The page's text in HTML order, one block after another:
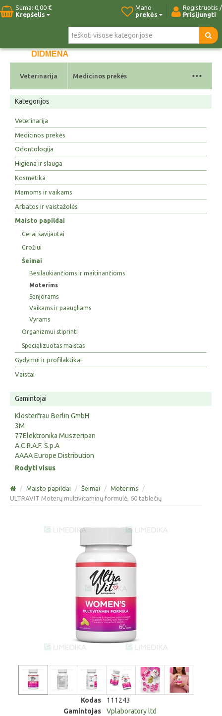
Suma: 0,00 €
Krepšelis
Registruotis /
Prisijungti
Mano
prekės
Pradžia Naujos prekės Kontaktai
Veterinarija Medicinos prekės ...
Kategorijos
Veterinarija
Medicinos prekės
Odontologija
Higiena ir slauga
Kosmetika
Mamoms ir vaikams
Arbatos ir vaistažolės
Maisto papildai
Gerai savijautai
Grožiui
Šeimai
Besilaukiančioms ir maitinančioms
Moterims
Senjorams
Vaikams ir paaugliams
Vyrams
Organizmui stiprinti
Specializuotas maistas
Gydymui ir profilaktikai
Vaistai
Gamintojai
Klosterfrau Berlin GmbH
3M
77Elektronika Muszeripari
A.C.R.A.F. S.p.A
AAAA Europe Distribution
Rodyti visus
/ Maisto papildai / Šeimai / Moterims
/
ULTRAVIT Moterų multivitaminų formulė, 60 tablečių
Kodas
111243
Gamintojas
Vplaboratory ltd